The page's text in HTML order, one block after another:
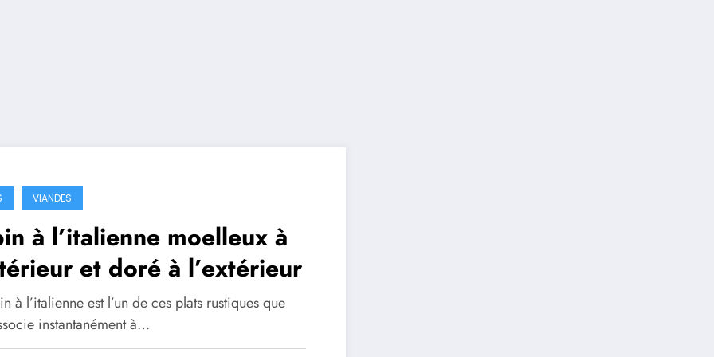
VIANDES
à l’italienne moelleux à
et doré à l’extérieur
à l’italienne est l’un de ces plats rustiques que
instantanément à…